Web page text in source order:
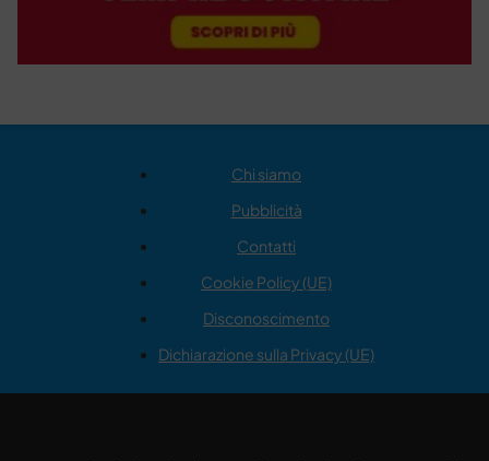
Chi siamo
Pubblicità
Contatti
Cookie Policy (UE)
Disconoscimento
Dichiarazione sulla Privacy (UE)